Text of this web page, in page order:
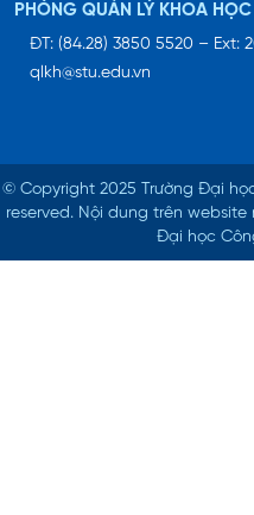
PHÒNG QUẢN LÝ KHOA
ĐT: (84.28) 3850 5520 – Ext:
qlkh@stu.edu.vn
© Copyright 2025 Trường Đại
reserved. Nội dung trên
Đại học